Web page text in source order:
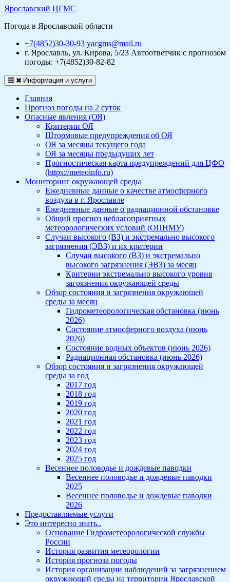
Ярославский ЦГМС
Погода в Ярославской области
+7(4852)30-30-93 yacgms@mail.ru
г. Ярославль, ул. Кирова, 5/23 Автоответчик с прогнозом
погоды: +7(4852)30-82-82
Информация и услуги
Главная
Прогноз погоды на 2 суток
Опасные явления (ОЯ)
Критерии ОЯ
Штормовые предупреждения об ОЯ
ОЯ за месяцы текущего года
ОЯ за месяцы предыдущих лет
Прогностическая карта предупреждений для ЦФО
(https://meteoinfo.ru)
Мониторинг окружающей среды
Ежедневные данные о качестве атмосферного
воздуха в г. Ярославле
Ежедневные данные о радиационной обстановке
Общий прогноз неблагоприятных
метеорологических условий (ОПНМУ)
Случаи высокого (ВЗ) и экстремально высокого
загрязнения (ЭВЗ) и их критерии
Случаи высокого (ВЗ) и экстремально
высокого загрязнения (ЭВЗ) за месяц
Критерии экстремально высокого уровня
загрязнения окружающей среды
Обзор состояния и загрязнения окружающей
среды за месяц
Гидрометеорологическая обстановка (июнь
2026)
Состояние атмосферного воздуха (июнь
2026)
Состояние водных объектов (июнь 2026)
Радиационная обстановка (июнь 2026)
Обзор состояния и загрязнения окружающей
среды за год
2017 год
2018 год
2019 год
2020 год
2021 год
2022 год
2023 год
2024 год
2025 год
Весеннее половодье и дождевые паводки
Весеннее половодье и дождевые паводки
2025
Весеннее половодье и дождевые паводки
2026
Предоставляемые услуги
Это интересно знать..
Основание Гидрометеорологической службы
России
История развития метеорологии
История прогноза погоды
История организации наблюдений за загрязнением
окружающей среды на территории Ярославской